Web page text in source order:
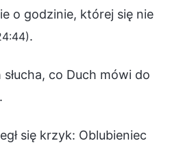
o godzinie, której się nie
.
co Duch mówi do
.
się krzyk: Oblubieniec